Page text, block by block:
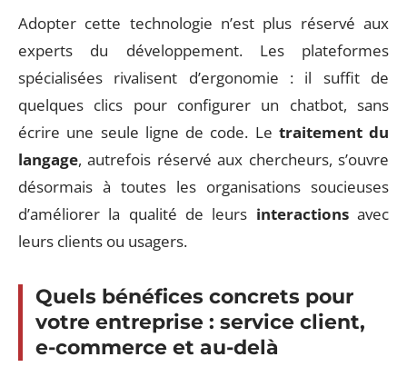
Adopter cette technologie n’est plus réservé aux
experts du développement. Les plateformes
spécialisées rivalisent d’ergonomie : il suffit de
quelques clics pour configurer un chatbot, sans
écrire une seule ligne de code. Le traitement du
langage, autrefois réservé aux chercheurs, s’ouvre
désormais à toutes les organisations soucieuses
d’améliorer la qualité de leurs interactionsavec
leurs clients ou usagers.
Quels bénéfices concrets pour
votre entreprise : service client,
e-commerce et au-delà